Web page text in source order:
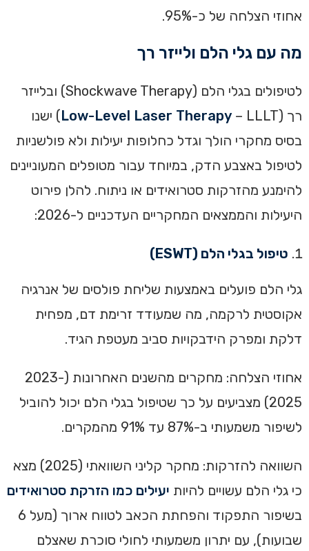
אחוזי הצלחה של כ-95%.
מה עם גלי הלם ולייזר רך
לטיפולים בגלי הלם (Shockwave Therapy) ובלייזר
רך (
Low-Level Laser Therapy– LLLT) ישנו
בסיס מחקרי הולך וגדל כחלופות יעילות ולא פולשניות
לטיפול באצבע הדק, במיוחד עבור מטופלים המעוניינים
להימנע מהזרקות סטרואידים או ניתוח. להלן פירוט
היעילות והממצאים המחקריים העדכניים ל-2026:
טיפול בגלי הלם (ESWT)
גלי הלם פועלים באמצעות שליחת פולסים של אנרגיה
אקוסטית לרקמה, מה שמעודד זרימת דם, מפחית
דלקת ומפרק הידבקויות סביב מעטפת הגיד.
אחוזי הצלחה: מחקרים מהשנים האחרונות (2023-
2025) מצביעים על כך שטיפול בגלי הלם יכול להוביל
לשיפור משמעותי ב-87% עד 91% מהמקרים.
השוואה להזרקות: מחקר קליני השוואתי (2025) מצא
כי גלי הלם עשויים להיות יעילים כמו הזרקת סטרואידים
בשיפור התפקוד והפחתת הכאב לטווח ארוך (מעל 6
שבועות), עם יתרון משמעותי לחולי סוכרת שאצלם